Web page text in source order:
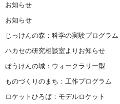
お知らせ
お知らせ
じっけんの森：科学の実験プログラム
ハカセの研究相談室よりお知らせ
ぼうけんの城：ウォークラリー型
ものづくりのまち：工作プログラム
ロケットひろば：モデルロケット